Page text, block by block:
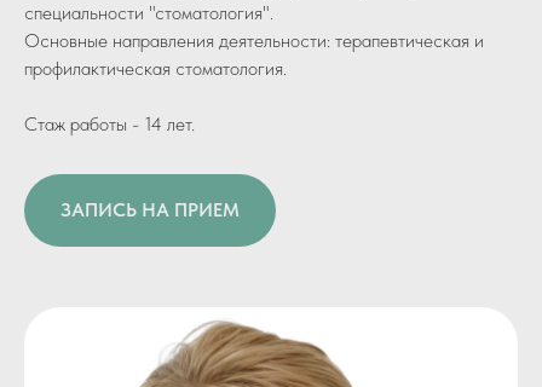
специальности "стоматология".
Основные направления деятельности: терапевтическая и
профилактическая стоматология.
Стаж работы - 14 лет.
ЗАПИСЬ НА ПРИЕМ